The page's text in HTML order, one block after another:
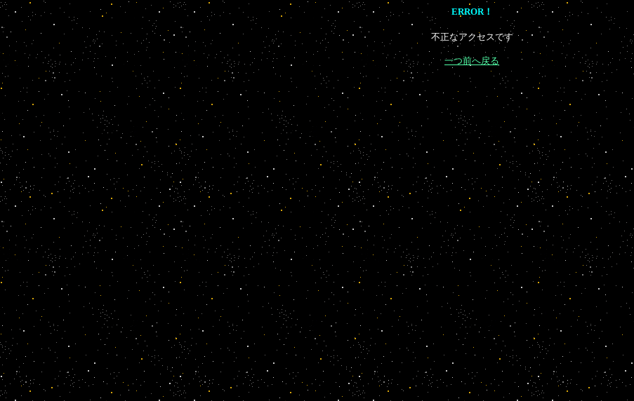
ERROR！
不正なアクセスです
一つ前へ戻る